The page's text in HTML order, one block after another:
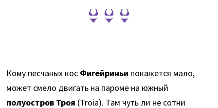
Кому песчаных кос Фигейриньи покажется мало,
может смело двигать на пароме на южный
полуостров Троя (Troia). Там чуть ли не сотни